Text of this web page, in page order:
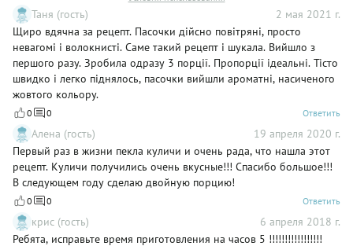
Таня (гость)
2 мая 2021 г.
Щиро вдячна за рецепт. Пасочки дійсно повітряні, просто
невагомі і волокнисті. Саме такий рецепт і шукала. Вийшло з
першого разу. Зробила одразу 3 порції. Пропорції ідеальні. Тісто
швидко і легко піднялось, пасочки вийшли ароматні, насиченого
жовтого кольору.
0 0 Ответить
Алена (гость)
19 апреля 2020 г.
Первый раз в жизни пекла куличи и очень рада, что нашла этот
рецепт. Куличи получились очень вкусные!!! Спасибо большое!!!
В следующем году сделаю двойную порцию!
0 0 Ответить
крис (гость)
6 апреля 2018 г.
Ребята, исправьте время приготовления на часов 5 !!!!!!!!!!!!!!!!!